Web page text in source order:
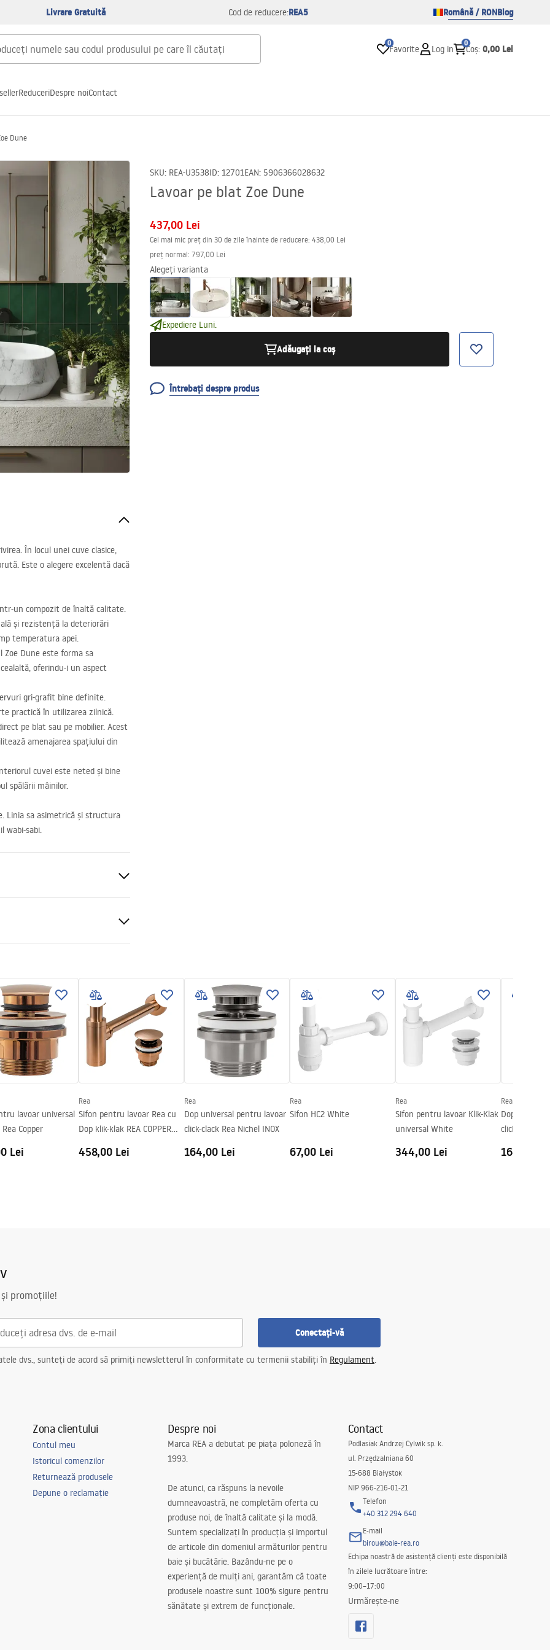
Livrare Gratuită Cod de reducere:REA5 Română / RONBlog
0
Favorite Log in
0
Coș: 0,00 Lei
ReduceriDespre noiContact
Dune
SKU: REA-U3538ID: 12701EAN: 5906366028632
Lavoar pe blat Zoe Dune
437,00 Lei
Cel mai mic preț din 30 de zile înainte de reducere: 438,00 Lei
preț normal: 797,00 Lei
Alegeți varianta
Expediere Luni.
Adăugați la coș
Întrebați despre produs
În locul unei cuve clasice,
Este o alegere excelentă dacă
un compozit de înaltă calitate.
și rezistență la deteriorări
temperatura apei.
Zoe Dune este forma sa
oferindu-i un aspect
gri-grafit bine definite.
practică în utilizarea zilnică.
pe blat sau pe mobilier. Acest
amenajarea spațiului din
cuvei este neted și bine
spălării mâinilor.
Linia sa asimetrică și structura
wabi-sabi.
Gri
_5.pdf
lavoar universal
Copper
Lei
Rea
Sifon pentru lavoar Rea cu
Dop klik-klak REA COPPER
458,00 Lei
Rea
Dop universal pentru lavoar
click-clack Rea Nichel INOX
164,00 Lei
Rea
Sifon HC2 White
67,00 Lei
Rea
Sifon pentru lavoar Klik-Klak
universal White
344,00 Lei
Rea
Dop
click-clack
164,00
promoțiile!
Conectați-vă
dvs., sunteți de acord să primiți newsletterul în conformitate cu termenii stabiliți în Regulament.
Zona clientului
Contul meu
Istoricul comenzilor
Returnează produsele
Depune o reclamație
Despre noi
Marca REA a debutat pe piața poloneză în
1993.
De atunci, ca răspuns la nevoile
dumneavoastră, ne completăm oferta cu
produse noi, de înaltă calitate și la modă.
Suntem specializați în producția și importul
de articole din domeniul armăturilor pentru
baie și bucătărie. Bazându-ne pe o
experiență de mulți ani, garantăm că toate
produsele noastre sunt 100% sigure pentru
sănătate și extrem de funcționale.
Contact
Podlasiak Andrzej Cylwik sp. k.
ul. Przędzalniana 60
15-688 Białystok
NIP 966-216-01-21
Telefon
+40 312 294 640
E-mail
birou@baie-rea.ro
Echipa noastră de asistență clienți este disponibilă
în zilele lucrătoare între:
9:00–17:00
Urmărește-ne